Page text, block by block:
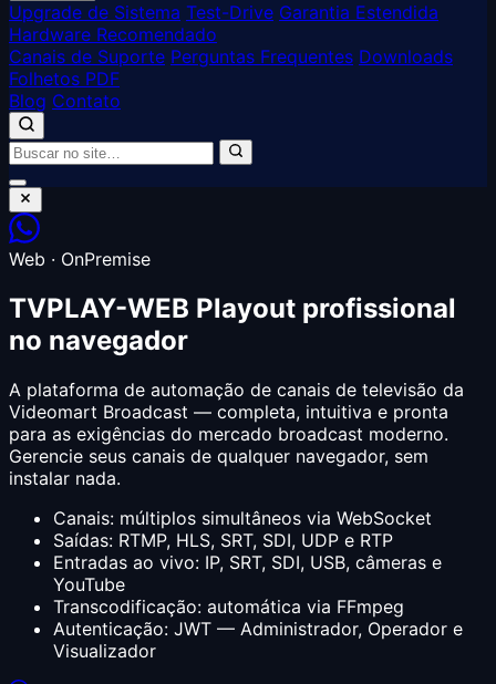
Upgrade de Sistema Test-Drive Garantia Estendida
Hardware Recomendado
Canais de Suporte Perguntas Frequentes Downloads
Folhetos PDF
Blog Contato
Web · OnPremise
TVPLAY-WEB Playout profissional
no navegador
A plataforma de automação de canais de televisão da
Videomart Broadcast — completa, intuitiva e pronta
para as exigências do mercado broadcast moderno.
Gerencie seus canais de qualquer navegador, sem
instalar nada.
Canais: múltiplos simultâneos via WebSocket
Saídas: RTMP, HLS, SRT, SDI, UDP e RTP
Entradas ao vivo: IP, SRT, SDI, USB, câmeras e
YouTube
Transcodificação: automática via FFmpeg
Autenticação: JWT — Administrador, Operador e
Visualizador